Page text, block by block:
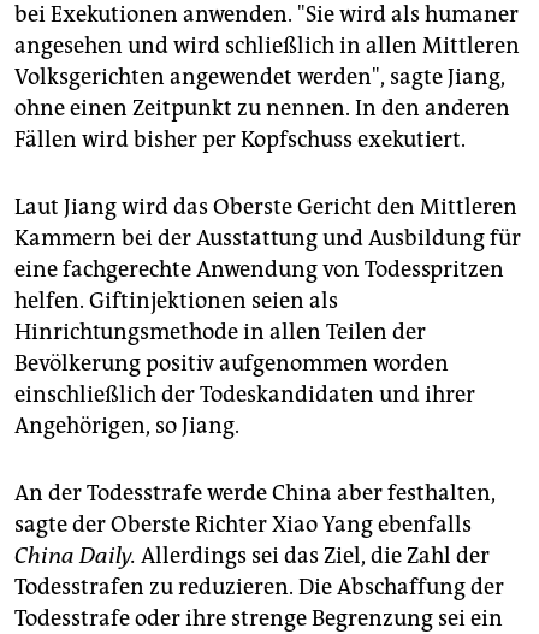
bei Exekutionen anwenden. "Sie wird als humaner
angesehen und wird schließlich in allen Mittleren
Volksgerichten angewendet werden", sagte Jiang,
ohne einen Zeitpunkt zu nennen. In den anderen
Fällen wird bisher per Kopfschuss exekutiert.
Laut Jiang wird das Oberste Gericht den Mittleren
Kammern bei der Ausstattung und Ausbildung für
eine fachgerechte Anwendung von Todesspritzen
helfen. Giftinjektionen seien als
Hinrichtungsmethode in allen Teilen der
Bevölkerung positiv aufgenommen worden
einschließlich der Todeskandidaten und ihrer
Angehörigen, so Jiang.
An der Todesstrafe werde China aber festhalten,
sagte der Oberste Richter Xiao Yang ebenfalls
China Daily. Allerdings sei das Ziel, die Zahl der
Todesstrafen zu reduzieren. Die Abschaffung der
Todesstrafe oder ihre strenge Begrenzung sei ein